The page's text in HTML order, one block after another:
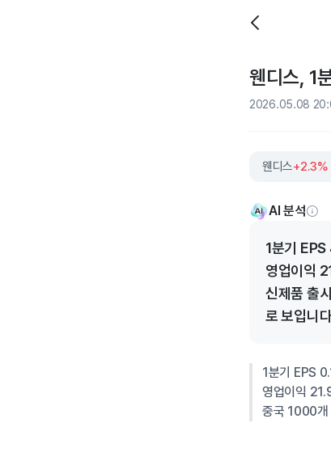
웬디스, 1
2026.05.08
웬디스+2.3%
AI 분석
1분기
영업이익
신제품 출
로 보입니
1분기 EPS
영업이익
중국 1000개